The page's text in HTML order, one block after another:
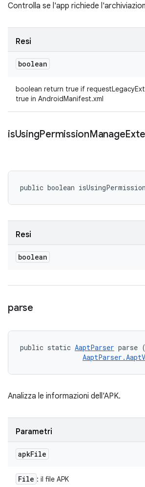
Controlla se l'app richiede
Resi
boolean
boolean return true if
true in AndroidManifest.xml
isUsingPermissionManage
public boolean
Resi
boolean
parse
public static AaptParser parse
Analizza le informazioni dell'APK.
Parametri
apkFile
File : il file APK